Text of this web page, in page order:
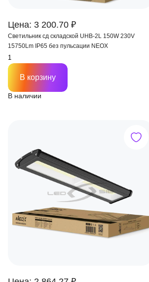
Цена: 3 200.70 ₽
Светильник сд складской UHB-2L 150W 230V
15750Lm IP65 без пульсации NEOX
В наличии
В корзину